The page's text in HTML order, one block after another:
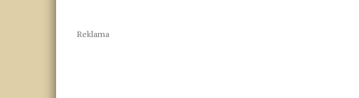
Reklama